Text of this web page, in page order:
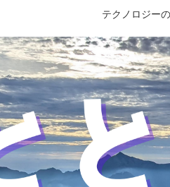
テクノロジー